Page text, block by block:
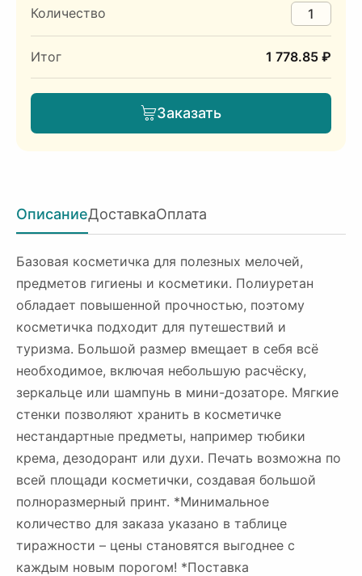
Количество
Итог 1 778.85 ₽
Заказать
ОписаниеДоставкаОплата
Базовая косметичка для полезных мелочей,
предметов гигиены и косметики. Полиуретан
обладает повышенной прочностью, поэтому
косметичка подходит для путешествий и
туризма. Большой размер вмещает в себя всё
необходимое, включая небольшую расчёску,
зеркальце или шампунь в мини-дозаторе. Мягкие
стенки позволяют хранить в косметичке
нестандартные предметы, например тюбики
крема, дезодорант или духи. Печать возможна по
всей площади косметички, создавая большой
полноразмерный принт. *Минимальное
количество для заказа указано в таблице
тиражности – цены становятся выгоднее с
каждым новым порогом! *Поставка